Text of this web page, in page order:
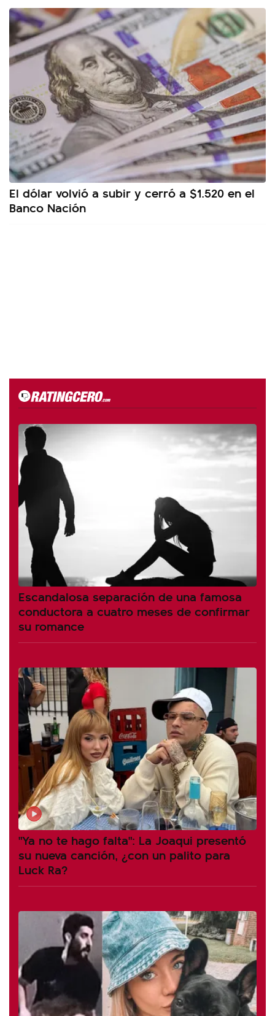
El dólar volvió a subir y cerró a $1.520 en el
Banco Nación
Escandalosa separación de una famosa
conductora a cuatro meses de confirmar
su romance
"Ya no te hago falta": La Joaqui presentó
su nueva canción, ¿con un palito para
Luck Ra?